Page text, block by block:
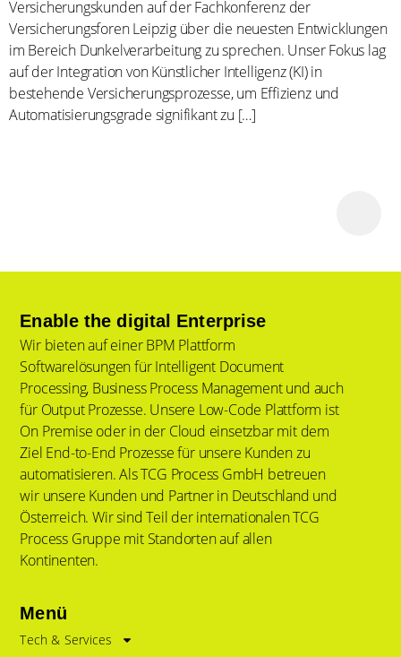
Versicherungskunden auf der Fachkonferenz der
Versicherungsforen Leipzig über die neuesten Entwicklungen
im Bereich Dunkelverarbeitung zu sprechen. Unser Fokus lag
auf der Integration von Künstlicher Intelligenz (KI) in
bestehende Versicherungsprozesse, um Effizienz und
Automatisierungsgrade signifikant zu […]
Enable the digital Enterprise
Wir bieten auf einer BPM Plattform
Softwarelösungen für Intelligent Document
Processing, Business Process Management und auch
für Output Prozesse. Unsere Low-Code Plattform ist
On Premise oder in der Cloud einsetzbar mit dem
Ziel End-to-End Prozesse für unsere Kunden zu
automatisieren. Als TCG Process GmbH betreuen
wir unsere Kunden und Partner in Deutschland und
Österreich. Wir sind Teil der internationalen TCG
Process Gruppe mit Standorten auf allen
Kontinenten.
Menü
Tech & Services